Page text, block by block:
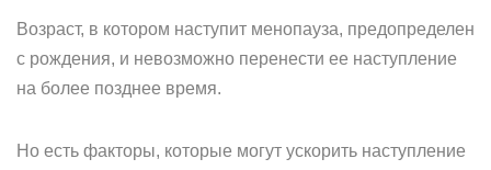
Возраст, в котором наступит менопауза, предопределен
с рождения, и невозможно перенести ее наступление
на более позднее время.
Но есть факторы, которые могут ускорить наступление